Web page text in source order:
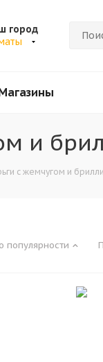
город
и
с жемчугом и
популярности